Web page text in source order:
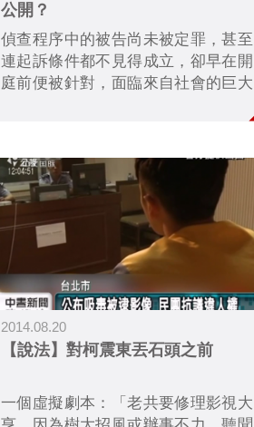
公開？
偵查程序中的被告尚未被定罪，甚至
連起訴條件都不見得成立，卻早在開
庭前便被針對，面臨來自社會的巨大
司法改革基金會的副執行長－陳雨
開」的規範與實踐，究竟有哪些困
境？
2014.08.20
【說法】對柯震東丟石頭之前
一個虛擬劇本：「老共要修理影視大